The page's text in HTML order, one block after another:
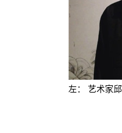
左： 艺术家